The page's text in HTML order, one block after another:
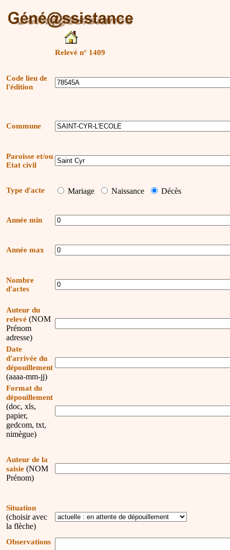
Relevé n° 1409
Code lieu de
l'édition
Commune
Paroisse et/ou
Etat civil
Type d'acte Mariage Naissance Décès
Année min
Année max
Nombre
d'actes
Auteur du
relevé (NOM
Prénom
adresse)
Date
d'arrivée du
dépouillement
(aaaa-mm-jj)
Format du
dépouillement
(doc, xls,
papier,
gedcom, txt,
nimègue)
Auteur de la
saisie (NOM
Prénom)
Situation
(choisir avec
la flèche)
Observations